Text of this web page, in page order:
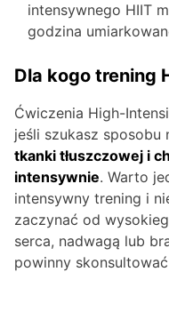
intensywnego HIIT
godzina
Dla kogo trening
Ćwiczenia High-
jeśli szukasz sposobu
tkanki tłuszczowej i
intensywnie. Warto
intensywny trening i
zaczynać od
serca, nadwagą lub
powinny